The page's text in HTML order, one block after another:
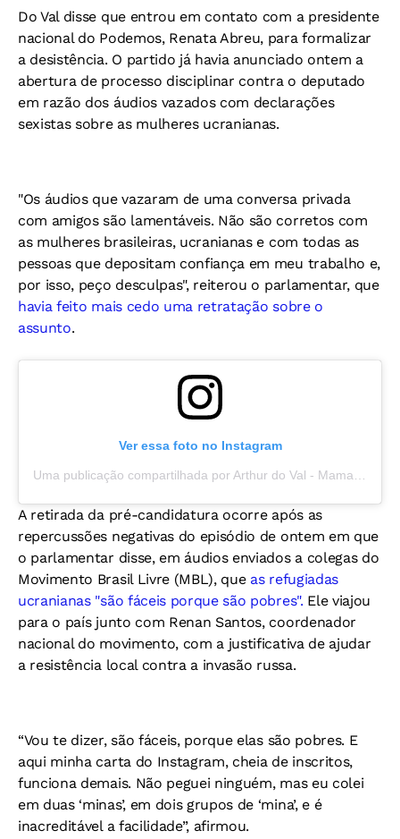
Do Val disse que entrou em contato com a presidente
nacional do Podemos, Renata Abreu, para formalizar
a desistência. O partido já havia anunciado ontem a
abertura de processo disciplinar contra o deputado
em razão dos áudios vazados com declarações
sexistas sobre as mulheres ucranianas.
"Os áudios que vazaram de uma conversa privada
com amigos são lamentáveis. Não são corretos com
as mulheres brasileiras, ucranianas e com todas as
pessoas que depositam confiança em meu trabalho e,
por isso, peço desculpas", reiterou o parlamentar, que
havia feito mais cedo uma retratação sobre o
assunto.
Ver essa foto no Instagram
A retirada da pré-candidatura ocorre após as
repercussões negativas do episódio de ontem em que
o parlamentar disse, em áudios enviados a colegas do
Movimento Brasil Livre (MBL), queas refugiadas
ucranianas "são fáceis porque são pobres". Ele viajou
para o país junto com Renan Santos, coordenador
nacional do movimento, com a justificativa de ajudar
a resistência local contra a invasão russa.
“Vou te dizer, são fáceis, porque elas são pobres. E
aqui minha carta do Instagram, cheia de inscritos,
funciona demais. Não peguei ninguém, mas eu colei
em duas ‘minas’, em dois grupos de ‘mina’, e é
inacreditável a facilidade”, afirmou.